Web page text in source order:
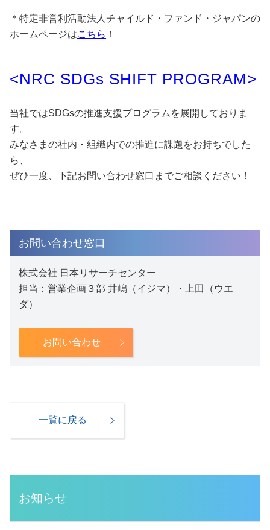
＊特定非営利活動法人チャイルド・ファンド・ジャパンの
ホームページはこちら ！
<NRC SDGs SHIFT PROGRAM>
当社ではSDGsの推進支援プログラムを展開しておりま
す。
みなさまの社内・組織内での推進に課題をお持ちでした
ら、
ぜひ一度、下記お問い合わせ窓口までご相談ください！
お問い合わせ窓口
株式会社 日本リサーチセンター
担当：営業企画３部 井嶋（イジマ）・上田（ウエ
ダ）
お問い合わせ
一覧に戻る
お知らせ